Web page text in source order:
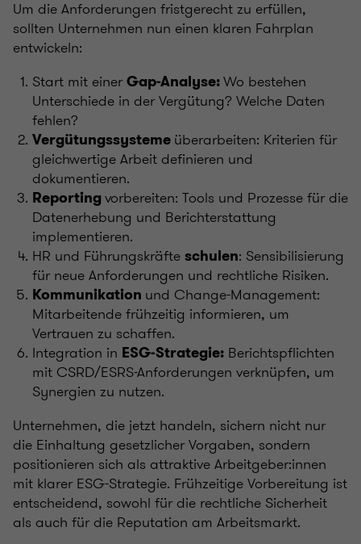
Um die Anforderungen fristgerecht zu erfüllen,
sollten Unternehmen nun einen klaren Fahrplan
entwickeln:
Start mit einerGap-Analyse:Wo bestehen
Unterschiede in der Vergütung? Welche Daten
fehlen?
Vergütungssysteme überarbeiten: Kriterien für
gleichwertige Arbeit definieren und
dokumentieren.
Reportingvorbereiten: Tools und Prozesse für die
Datenerhebung und Berichterstattung
implementieren.
HR und Führungskräfte schulen: Sensibilisierung
für neue Anforderungen und rechtliche Risiken.
Kommunikation und Change-Management:
Mitarbeitende frühzeitig informieren, um
Vertrauen zu schaffen.
Integration in ESG-Strategie: Berichtspflichten
mit CSRD/ESRS-Anforderungen verknüpfen, um
Synergien zu nutzen.
Unternehmen, die jetzt handeln, sichern nicht nur
die Einhaltung gesetzlicher Vorgaben, sondern
positionieren sich als attraktive Arbeitgeber:innen
mit klarer ESG-Strategie. Frühzeitige Vorbereitung ist
entscheidend, sowohl für die rechtliche Sicherheit
als auch für die Reputation am Arbeitsmarkt.